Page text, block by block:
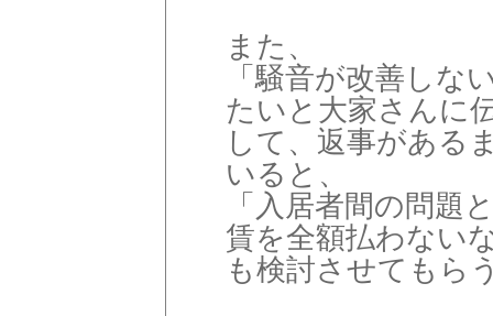
また、
「騒音が改善しな
たいと大家さんに
して、返事がある
いると、
「入居者間の問題
賃を全額払わない
も検討させてもら